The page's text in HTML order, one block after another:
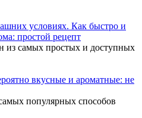
условиях. Как быстро и
простой рецепт
из самых простых и доступных
вкусные и ароматные: не
популярных способов